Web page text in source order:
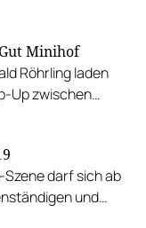
Minihof
Röhrling laden
Up zwischen
Szene darf sich ab
und